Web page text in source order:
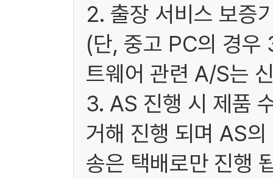
2. 출장 서비스 보증
(단, 중고 PC의 경우
트웨어 관련 A/S는
3. AS 진행 시 제품
거해 진행 되며 AS
송은 택배로만 진행